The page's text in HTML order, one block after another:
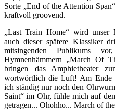
Sorte „End of the Attention
kraftvoll groovend.
„Last Train Home“ wird unser
auch dieser spätere Klassiker
mitsingenden Publikums
Hymnenhämmern „March Of
bringen das Amphietheater
wortwörtlich die Luft! Am Ende
ich ständig nur noch den
Saint“ im Ohr, fühle mich auf
getragen... Ohohho... March of